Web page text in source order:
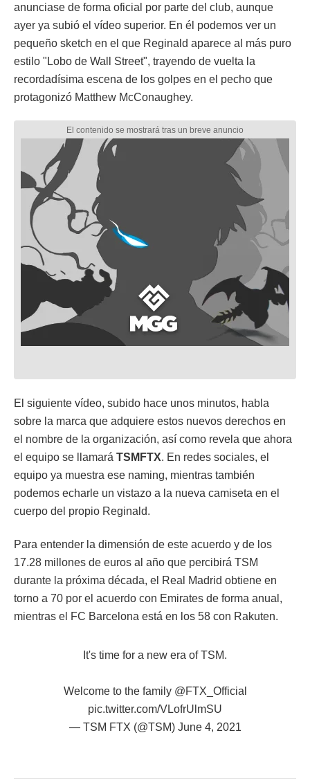
anunciase de forma oficial por parte del club, aunque
ayer ya subió el vídeo superior. En él podemos ver un
pequeño sketch en el que Reginald aparece al más puro
estilo "Lobo de Wall Street", trayendo de vuelta la
recordadísima escena de los golpes en el pecho que
protagonizó Matthew McConaughey.
El siguiente vídeo, subido hace unos minutos, habla
sobre la marca que adquiere estos nuevos derechos en
el nombre de la organización, así como revela que ahora
el equipo se llamará TSMFTX. En redes sociales, el
equipo ya muestra ese naming, mientras también
podemos echarle un vistazo a la nueva camiseta en el
cuerpo del propio Reginald.
Para entender la dimensión de este acuerdo y de los
17.28 millones de euros al año que percibirá TSM
durante la próxima década, el Real Madrid obtiene en
torno a 70 por el acuerdo con Emirates de forma anual,
mientras el FC Barcelona está en los 58 con Rakuten.
It's time for a new era of TSM.
Welcome to the family @FTX_Official
pic.twitter.com/VLofrUlmSU
— TSM FTX (@TSM) June 4, 2021